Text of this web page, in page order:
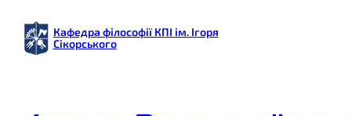
вмісту
Кафедра філософії КПІ ім. Ігоря
Сікорського